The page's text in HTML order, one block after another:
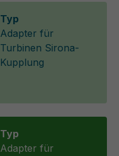
Typ
Adapter für
Turbinen Sirona-
Kupplung
Typ
Adapter für